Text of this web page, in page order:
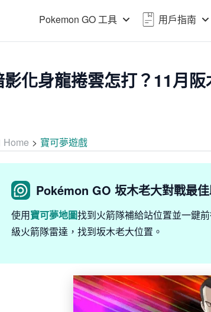
Pokemon GO 工具 用戶指南
影化身龍捲雲怎打？11月
Home > 寶可夢遊戲
Pokémon GO 坂木老大對戰最
使用寶可夢地圖找到火箭隊補給站位置並一鍵
級火箭隊雷達，找到坂木老大位置。